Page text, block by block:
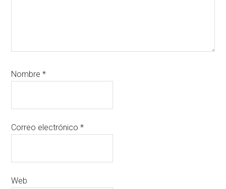
Nombre*
Correo electrónico*
Web